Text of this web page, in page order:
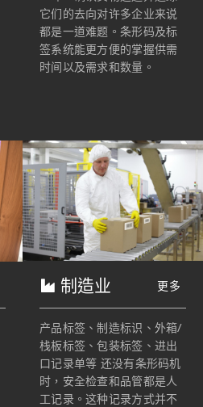
它们的去向对许多企业来说
都是一道难题。条形码及标
签系统能更方便的掌握供需
时间以及需求和数量。
制造业 更多
产品标签、制造标识、外箱/
栈板标签、包装标签、进出
口记录单等 还没有条形码机
时，安全检查和品管都是人
工记录。这种记录方式并不